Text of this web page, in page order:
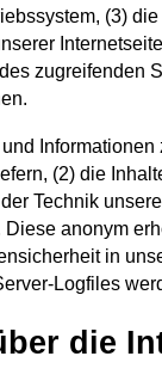
(3)
zugreifenden
(2) die
Technik
anonym
in
Logfiles
die